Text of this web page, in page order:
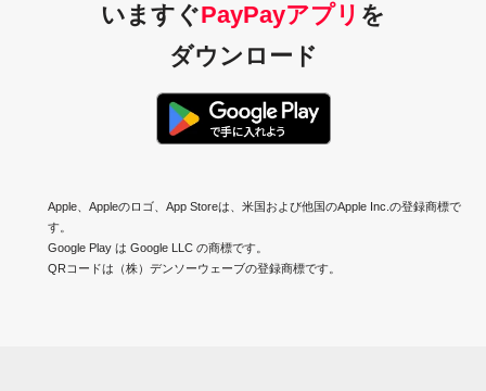
いますぐPayPayアプリ を
ダウンロード
Apple、Appleのロゴ、App Storeは、米国および他国のApple Inc.の登録商標で
す。
Google Play は Google LLC の商標です。
QRコードは（株）デンソーウェーブの登録商標です。